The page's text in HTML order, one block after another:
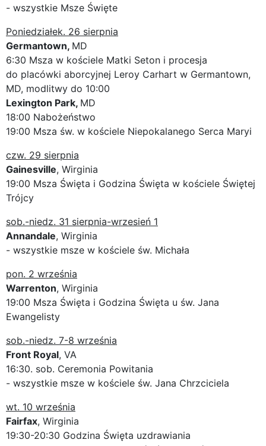
- wszystkie Msze Święte
Poniedziałek. 26 sierpnia
Germantown, MD
6:30 Msza w kościele Matki Seton i procesja
do placówki aborcyjnej Leroy Carhart w Germantown,
MD, modlitwy do 10:00
Lexington Park, MD
18:00 Nabożeństwo
19:00 Msza św. w kościele Niepokalanego Serca Maryi
czw. 29 sierpnia
Gainesville, Wirginia
19:00 Msza Święta i Godzina Święta w kościele Świętej
Trójcy
sob.-niedz. 31 sierpnia-wrzesień 1
Annandale, Wirginia
- wszystkie msze w kościele św. Michała
pon. 2 września
Warrenton, Wirginia
19:00 Msza Święta i Godzina Święta u św. Jana
Ewangelisty
sob.-niedz. 7-8 września
Front Royal, VA
16:30. sob. Ceremonia Powitania
- wszystkie msze w kościele św. Jana Chrzciciela
wt. 10 września
Fairfax, Wirginia
19:30-20:30 Godzina Święta uzdrawiania